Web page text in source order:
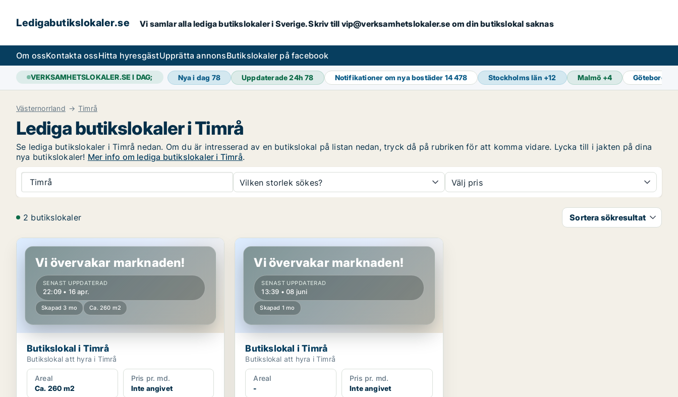
Ledigabutikslokaler.se Vi samlar alla lediga butikslokaler i Sverige. Skriv till vip@verksamhetslokaler.se om din butikslokal saknas
Om ossKontakta ossHitta hyresgästUpprätta annonsButikslokaler på facebook
VERKSAMHETSLOKALER.SE I DAG; Nya i dag 78 Uppdaterade 24h78 Notifikationer om nya bostäder 14 478 Stockholms län +12 Malmö +4 Göteborg
Västernorrland Timrå
Lediga butikslokaler i Timrå
Se lediga butikslokaler i Timrå nedan. Om du är intresserad av en butikslokal på listan nedan, tryck då på rubriken för att komma vidare. Lycka till i jakten på dina
nya butikslokaler! Mer info om lediga butikslokaler i Timrå.
Timrå Vilken storlek sökes? Välj pris
2 butikslokaler Sortera sökresultat
Butikslokal i Timrå
Vi övervakar marknaden!
SENAST UPPDATERAD
22:09 • 16 apr.
Skapad 3 mo Ca. 260 m2
Butikslokal i Timrå
Butikslokal att hyra i Timrå
Areal
Ca. 260 m2
Pris pr. md.
Inte angivet
Butikslokal i Timrå
Vi övervakar marknaden!
SENAST UPPDATERAD
13:39 • 08 juni
Skapad 1 mo
Butikslokal i Timrå
Butikslokal att hyra i Timrå
Areal
-
Pris pr. md.
Inte angivet